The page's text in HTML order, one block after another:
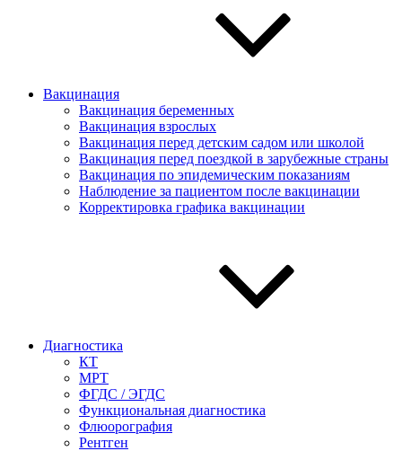
Вакцинация
Вакцинация беременных
Вакцинация взрослых
Вакцинация перед детским садом или школой
Вакцинация перед поездкой в зарубежные страны
Вакцинация по эпидемическим показаниям
Наблюдение за пациентом после вакцинации
Корректировка графика вакцинации
Диагностика
КТ
МРТ
ФГДС / ЭГДС
Функциональная диагностика
Флюорография
Рентген